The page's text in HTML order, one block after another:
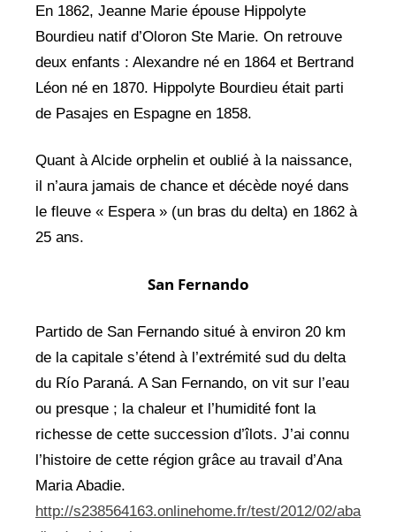
En 1862, Jeanne Marie épouse Hippolyte
Bourdieu natif d’Oloron Ste Marie. On retrouve
deux enfants : Alexandre né en 1864 et Bertrand
Léon né en 1870. Hippolyte Bourdieu était parti
de Pasajes en Espagne en 1858.
Quant à Alcide orphelin et oublié à la naissance,
il n’aura jamais de chance et décède noyé dans
le fleuve « Espera » (un bras du delta) en 1862 à
25 ans.
San Fernando
Partido de San Fernando situé à environ 20 km
de la capitale s’étend à l’extrémité sud du delta
du Río Paraná. A San Fernando, on vit sur l’eau
ou presque ; la chaleur et l’humidité font la
richesse de cette succession d’îlots. J’ai connu
l’histoire de cette région grâce au travail d’Ana
Maria Abadie.
http://s238564163.onlinehome.fr/test/2012/02/aba